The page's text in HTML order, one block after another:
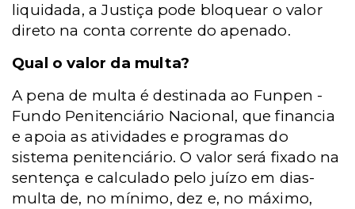
liquidada, a Justiça pode bloquear o valor
direto na conta corrente do apenado.
Qual o valor da multa?
A pena de multa é destinada ao Funpen -
Fundo Penitenciário Nacional, que financia
e apoia as atividades e programas do
sistema penitenciário. O valor será fixado na
sentença e calculado pelo juízo em dias-
multa de, no mínimo, dez e, no máximo,